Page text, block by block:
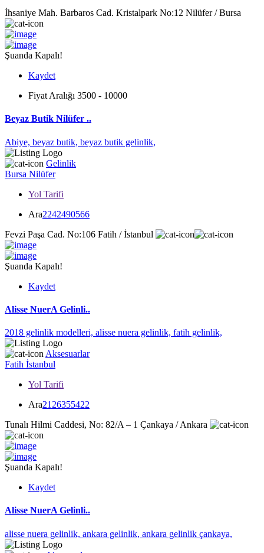
İhsaniye Mah. Barbaros Cad. Kristalpark No:12 Nilüfer / Bursa
Şuanda Kapalı!
Kaydet
Fiyat Aralığı 3500 - 10000
Beyaz Butik Nilüfer ..
Abiye, beyaz butik, beyaz butik gelinlik,
Gelinlik
Bursa Nilüfer
Yol Tarifi
Ara2242490566
Fevzi Paşa Cad. No:106 Fatih / İstanbul
Şuanda Kapalı!
Kaydet
Alisse NuerA Gelinli..
2018 gelinlik modelleri, alisse nuera gelinlik, fatih gelinlik,
Aksesuarlar
Fatih İstanbul
Yol Tarifi
Ara2126355422
Tunalı Hilmi Caddesi, No: 82/A – 1 Çankaya / Ankara
Şuanda Kapalı!
Kaydet
Alisse NuerA Gelinli..
alisse nuera gelinlik, ankara gelinlik, ankara gelinlik çankaya,